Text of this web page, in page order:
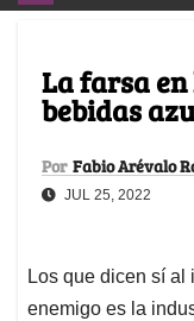
La farsa
bebidas
Por Fabio Arévalo
JUL 25, 2022
Los que dicen sí al
enemigo es la